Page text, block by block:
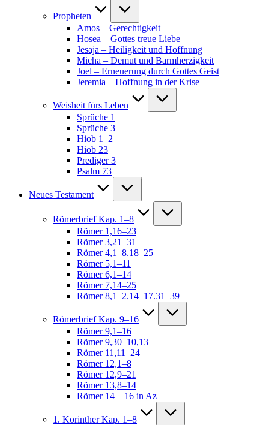
Propheten
Amos – Gerechtigkeit
Hosea – Gottes treue Liebe
Jesaja – Heiligkeit und Hoffnung
Micha – Demut und Barmherzigkeit
Joel – Erneuerung durch Gottes Geist
Jeremia – Hoffnung in der Krise
Weisheit fürs Leben
Sprüche 1
Sprüche 3
Hiob 1–2
Hiob 23
Prediger 3
Psalm 73
Neues Testament
Römerbrief Kap. 1–8
Römer 1,16–23
Römer 3,21–31
Römer 4,1–8.18–25
Römer 5,1–11
Römer 6,1–14
Römer 7,14–25
Römer 8,1–2.14–17.31–39
Römerbrief Kap. 9–16
Römer 9,1–16
Römer 9,30–10,13
Römer 11,11–24
Römer 12,1–8
Römer 12,9–21
Römer 13,8–14
Römer 14 – 16 in Az
1. Korinther Kap. 1–8